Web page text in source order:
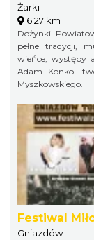
Żarki
6.27 km
Dożynki
pełne tradycji,
wieńce, występy
Adam Konkol
Myszkowskiego.
Festiwal
Gniazdów